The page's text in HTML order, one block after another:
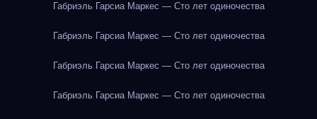
Габриэль Гарсиа Маркес — Сто лет одиночества
Габриэль Гарсиа Маркес — Сто лет одиночества
Габриэль Гарсиа Маркес — Сто лет одиночества
Габриэль Гарсиа Маркес — Сто лет одиночества